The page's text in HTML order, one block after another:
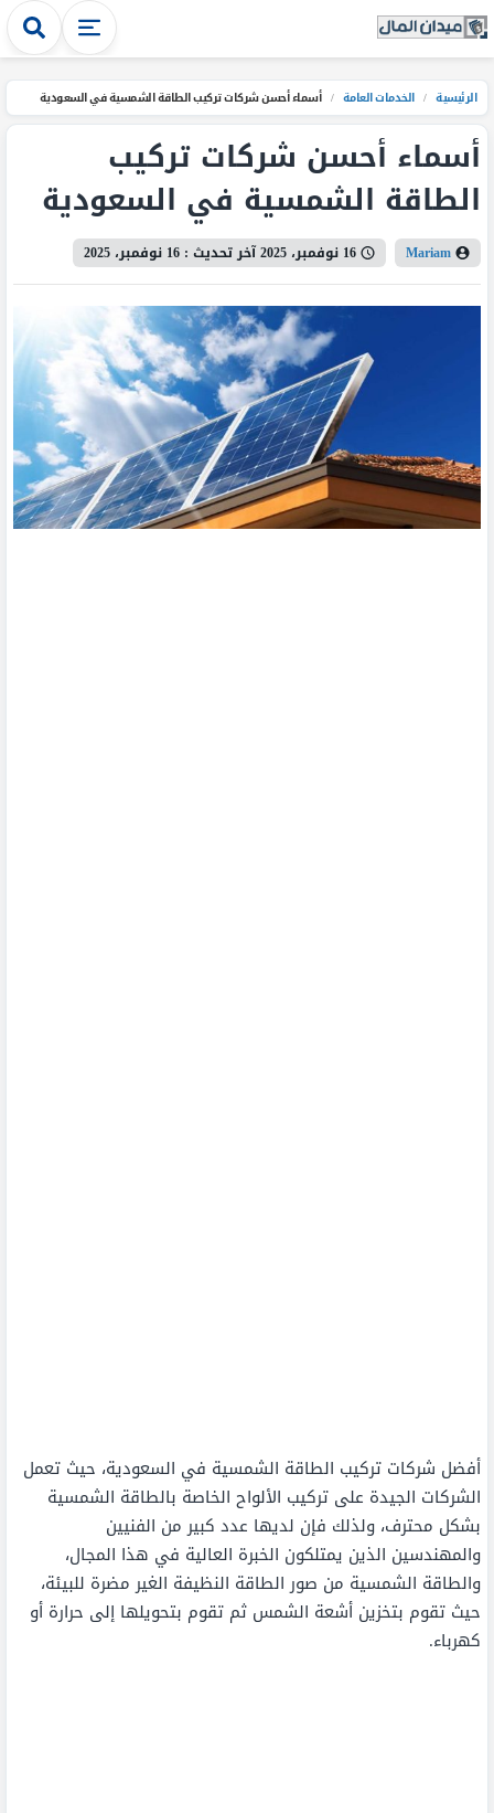
الرئيسية / الخدمات العامة / أسماء أحسن شركات تركيب الطاقة الشمسية في السعودية
أسماء أحسن شركات تركيب
الطاقة الشمسية في السعودية
Mariam 16 نوفمبر، 2025 آخر تحديث : 16 نوفمبر، 2025
أفضل شركات تركيب الطاقة الشمسية في السعودية، حيث تعمل
الشركات الجيدة على تركيب الألواح الخاصة بالطاقة الشمسية
بشكل محترف، ولذلك فإن لديها عدد كبير من الفنيين
والمهندسين الذين يمتلكون الخبرة العالية في هذا المجال،
والطاقة الشمسية من صور الطاقة النظيفة الغير مضرة للبيئة،
حيث تقوم بتخزين أشعة الشمس ثم تقوم بتحويلها إلى حرارة أو
كهرباء.